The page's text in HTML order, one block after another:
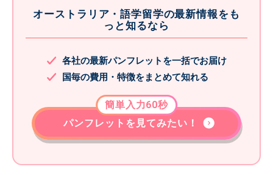
語学学校の立地、規模：大規模校で賑やかな雰囲気
がいいか、小規模でアットホームな学校で学びたい
か。滞在先から遠すぎないかも重要
学校の質：オーストラリアでは、留学生を受け入れ
る学校には政府の認可が必要です。学校選びの際
授業数や授業内容：自分のスケジュールで通える学
校か、自分が学びたい内容のレッスンを行っている
か
オーストラリア・語学留学の最新情報をも
っと知るなら
各社の最新パンフレットを一括でお届け
国毎の費用・特徴をまとめて知れる
パンフレットを見てみたい！
簡単入力60秒